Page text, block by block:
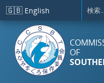
メインコンテンツに移動
🇬🇧 English
OF